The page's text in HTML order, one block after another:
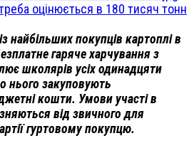
оцінюється в 180 тисяч тонн
найбільших покупців картоплі в
гаряче харчування з
школярів усіх одинадцяти
нього закуповують
кошти. Умови участі в
від звичного для
гуртовому покупцю.